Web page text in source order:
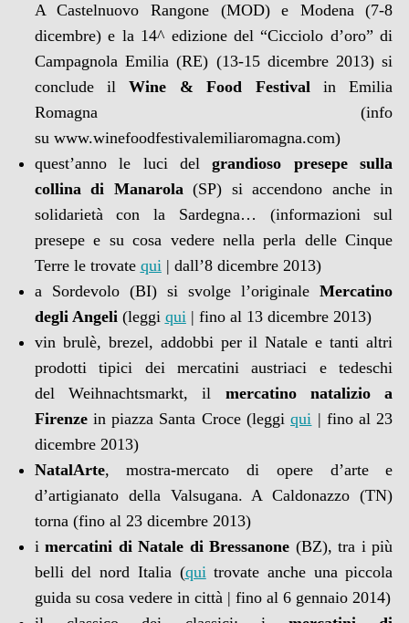
A Castelnuovo Rangone (MOD) e Modena (7-8
dicembre) e la 14^ edizione del “Cicciolo d’oro” di
Campagnola Emilia (RE) (13-15 dicembre 2013) si
conclude ilWine & Food Festivalin Emilia
Romagna (info
su www.winefoodfestivalemiliaromagna.com)
quest’anno le luci delgrandioso presepe sulla
collina di Manarola(SP) si accendono anche in
solidarietà con la Sardegna… (informazioni sul
presepe e su cosa vedere nella perla delle Cinque
Terre le trovate qui| dall’8 dicembre 2013)
a Sordevolo (BI) si svolge l’originaleMercatino
degli Angeli (leggi qui| fino al 13 dicembre 2013)
vin brulè, brezel, addobbi per il Natale e tanti altri
prodotti tipici dei mercatini austriaci e tedeschi
del Weihnachtsmarkt, il mercatino natalizio a
Firenze in piazza Santa Croce (leggiqui | fino al 23
dicembre 2013)
NatalArte, mostra-mercato di opere d’arte e
d’artigianato della Valsugana. A Caldonazzo (TN)
torna (fino al 23 dicembre 2013)
imercatini di Natale di Bressanone (BZ), tra i più
belli del nord Italia (quitrovate anche una piccola
guida su cosa vedere in città | fino al 6 gennaio 2014)